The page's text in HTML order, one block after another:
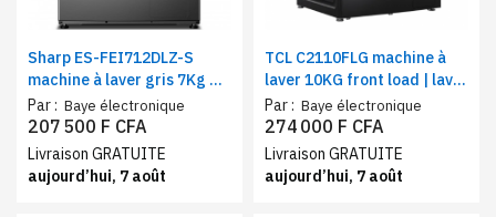
Sharp ES-FEI712DLZ-S
machine à laver gris 7Kg –
lave-linge performant,
économique et pratique
Par : Baye électronique
207 500 F CFA
Livraison GRATUITE
aujourd’hui, 7 août
TCL C2110FLG machine à
laver 10KG front load | lave-
linge moteur digital
inverter et tambour nid
d’abeille
Par : Baye électronique
274 000 F CFA
Livraison GRATUITE
aujourd’hui, 7 août